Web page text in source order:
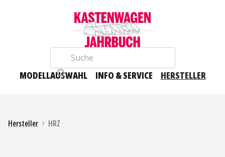
Suche
MODELLAUSWAHL INFO & SERVICE HERSTELLER
Hersteller HRZ